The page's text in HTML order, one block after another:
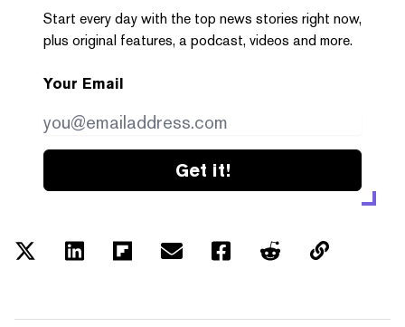
Start every day with the top news stories right now,
plus original features, a podcast, videos and more.
Your Email
Get it!